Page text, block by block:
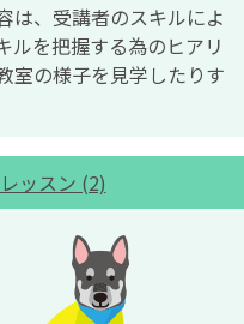
は、受講者のスキルによ
ルを把握する為のヒアリ
室の様子を見学したりす
ッスン (2)